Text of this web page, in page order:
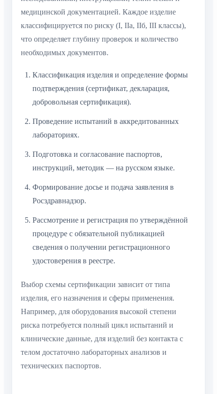
медицинской документацией. Каждое изделие
классифицируется по риску (I, IIа, IIб, III классы),
что определяет глубину проверок и количество
необходимых документов.
Классификация изделия и определение формы
подтверждения (сертификат, декларация,
добровольная сертификация).
Проведение испытаний в аккредитованных
лабораториях.
Подготовка и согласование паспортов,
инструкций, методик — на русском языке.
Формирование досье и подача заявления в
Росздравнадзор.
Рассмотрение и регистрация по утверждённой
процедуре с обязательной публикацией
сведения о получении регистрационного
удостоверения в реестре.
Выбор схемы сертификации зависит от типа
изделия, его назначения и сферы применения.
Например, для оборудования высокой степени
риска потребуется полный цикл испытаний и
клинические данные, для изделий без контакта с
телом достаточно лабораторных анализов и
технических паспортов.